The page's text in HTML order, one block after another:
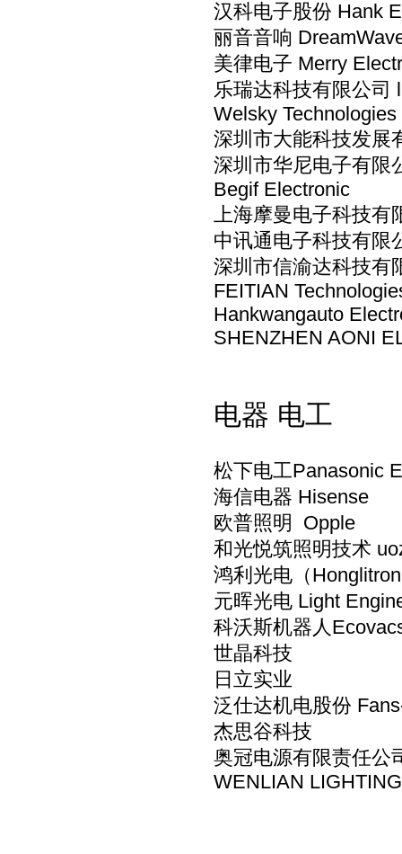
汉科电子股份 Hank
丽音音响
美律电子 Merry
乐瑞达科技有限公司
Welsky Technologies
深圳市大能科技发展
深圳市华尼电子有限
Begif Electronic
上海摩曼电子科技有
中讯通电子科技有限
深圳市信渝达科技有
FEITIAN
Hankwangauto
SHENZHEN AONI
电器 电工
松下电工Panasonic
海信电器
欧普照明 Opple
和光悦筑照明技术
鸿利光电（
元晖光电 Light
科沃斯机器人
世晶科技
日立实业
泛仕达机电股份
杰思谷科技
奥冠电源有限责任公
WENLIAN